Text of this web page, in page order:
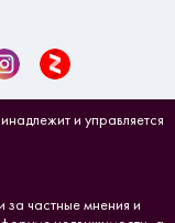
и управляется
за частные мнения и